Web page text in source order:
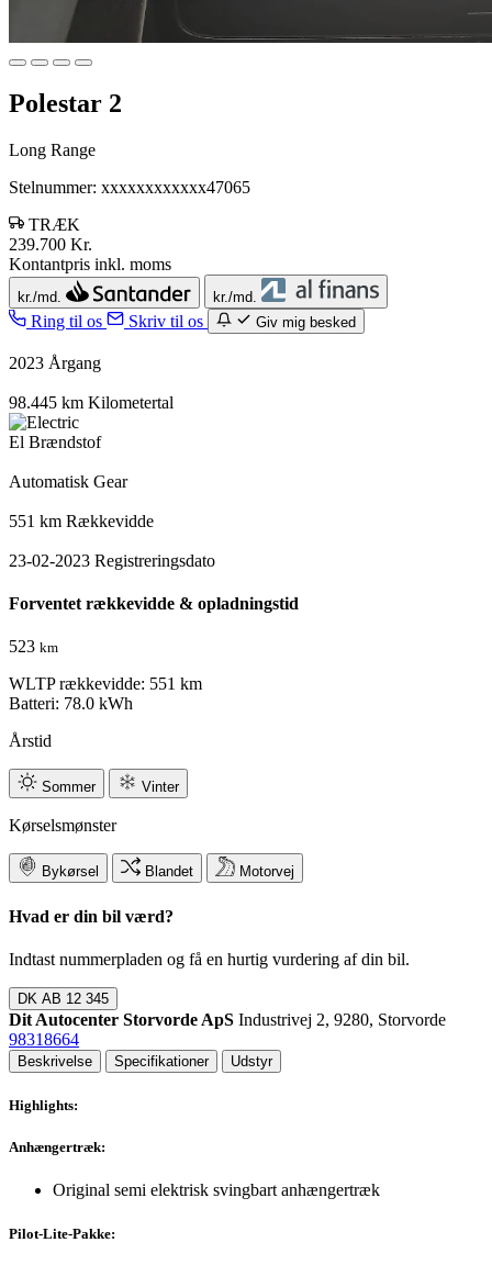
Polestar 2
Long Range
Stelnummer: xxxxxxxxxxxx47065
TRÆK
239.700 Kr.
Kontantpris inkl. moms
kr./md. kr./md.
Ring til os Skriv til os Giv mig besked
2023 Årgang
98.445 km Kilometertal
El Brændstof
Automatisk Gear
551 km Rækkevidde
23-02-2023 Registreringsdato
Forventet rækkevidde & opladningstid
523 km
WLTP rækkevidde: 551 km
Batteri: 78.0 kWh
Årstid
Sommer Vinter
Kørselsmønster
Bykørsel Blandet Motorvej
Hvad er din bil værd?
Indtast nummerpladen og få en hurtig vurdering af din bil.
DK AB 12 345
Dit Autocenter Storvorde ApS Industrivej 2, 9280, Storvorde
98318664
Beskrivelse Specifikationer Udstyr
Highlights:
Anhængertræk:
Original semi elektrisk svingbart anhængertræk
Pilot-Lite-Pakke: